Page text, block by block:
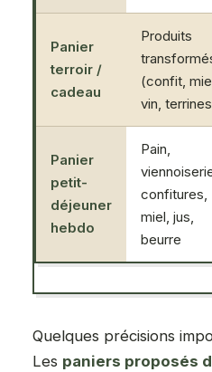
Panier
terroir /
cadeau
Produits
(confit,
vin,
Panier
petit-
déjeuner
hebdo
Pain,
confitures,
miel, jus,
beurre
Quelques précisions
Les paniers proposés